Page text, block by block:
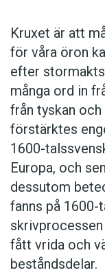
År 1655
var en spansk
hade initierats
liksom en
Västafrika.
blev en viktig
arbetsstyrka
avskaffades
Landet fick
Kruxet är att
för våra öron
efter
många ord in
från tyskan
förstärktes
1600-
Europa, och
dessutom
fanns på
fått vrida och
beståndsdelar.